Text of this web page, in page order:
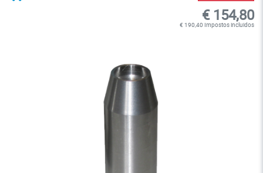
€ 154,80
€ 190,40 Impostos incluidos